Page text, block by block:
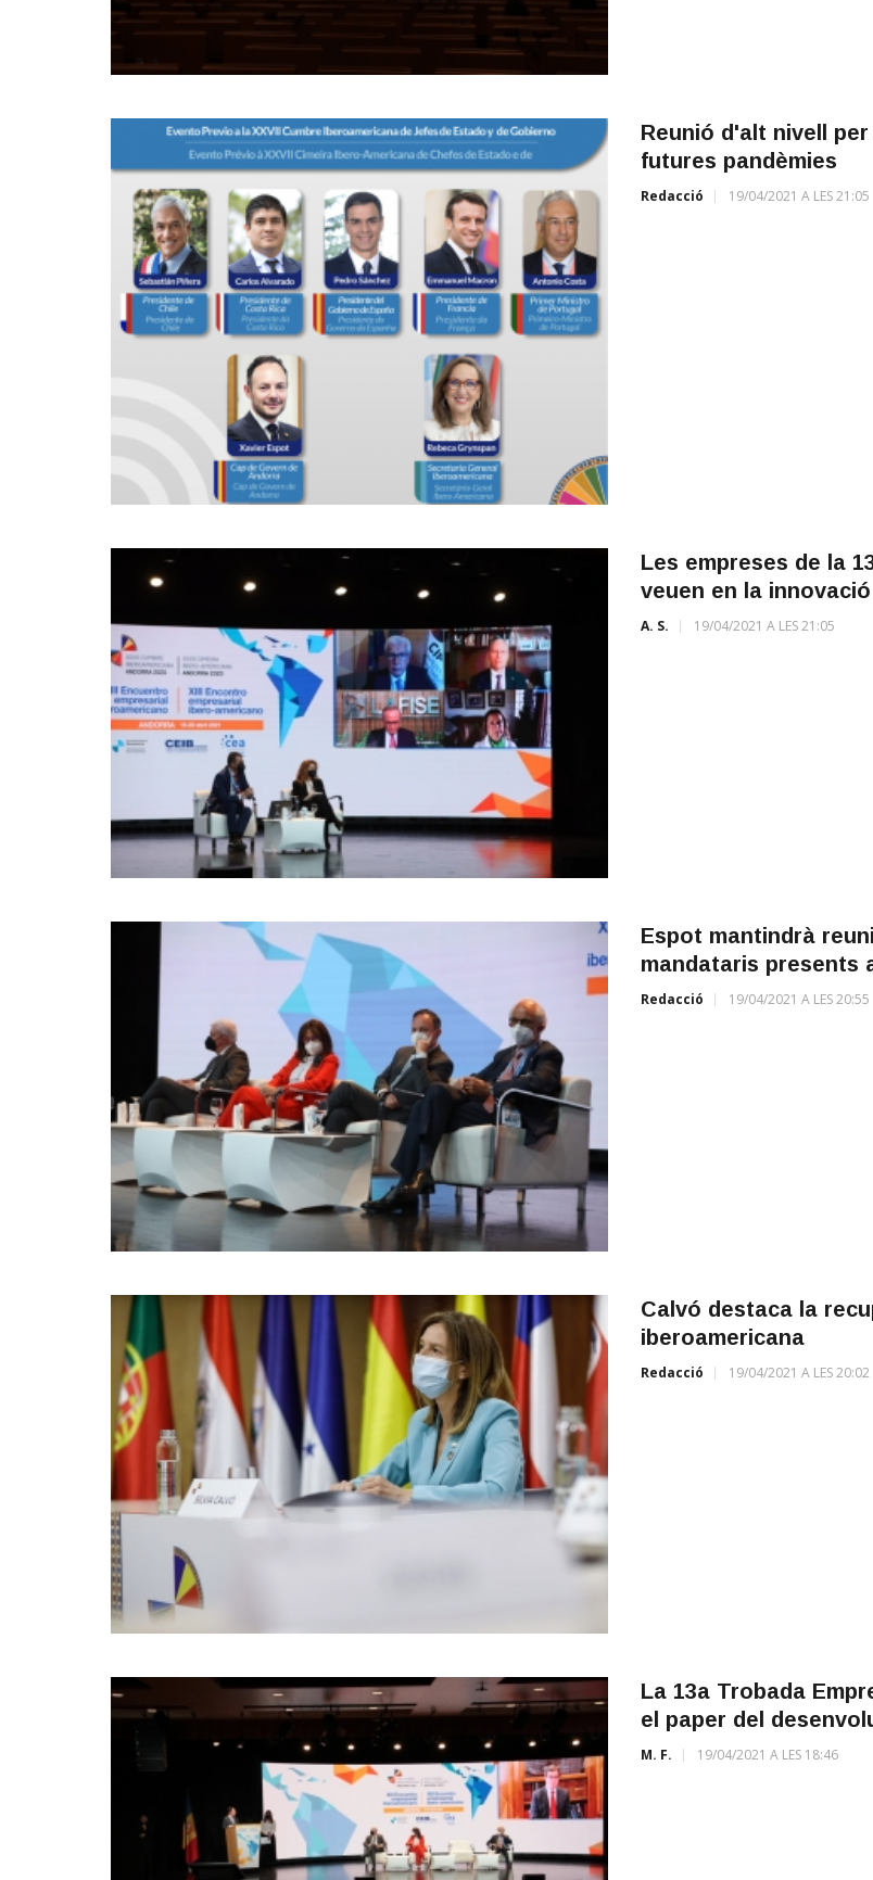
Reunió d'alt nivell
futures pandèmies
Redacció 19/04/2021 A LES 21:05
Les empreses de la
veuen en la
A. S. 19/04/2021 A LES 21:05
Espot mantindrà
mandataris presents
Redacció 19/04/2021 A LES 20:55
Calvó destaca la
iberoamericana
Redacció 19/04/2021 A LES 20:02
La 13a Trobada
el paper del
M. F. 19/04/2021 A LES 18:46